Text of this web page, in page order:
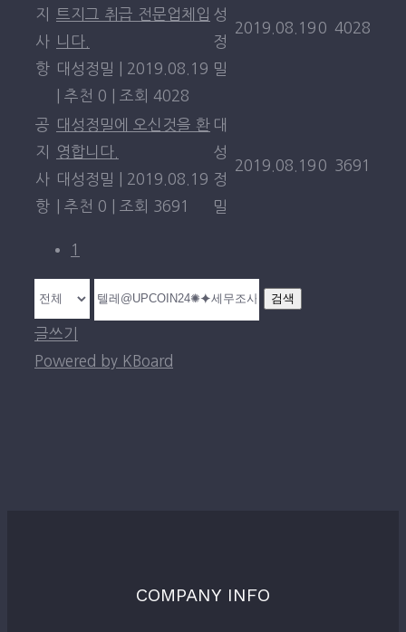
지
사
항
트지그 취급 전문업체입
니다.
대성정밀
2019.08.19
추천 0 조회 4028
성
정
밀
2019.08.19 0 4028
공
지
사
항
대성정밀에 오신것을 환
영합니다.
대성정밀
2019.08.19
추천 0 조회 3691
대
성
정
밀
2019.08.19 0 3691
1
검색
글쓰기
Powered by KBoard
COMPANY INFO